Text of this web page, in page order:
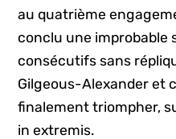
au quatrième
conclu une improbable
consécutifs sans
Gilgeous-Alexander et
finalement triompher,
in extremis.